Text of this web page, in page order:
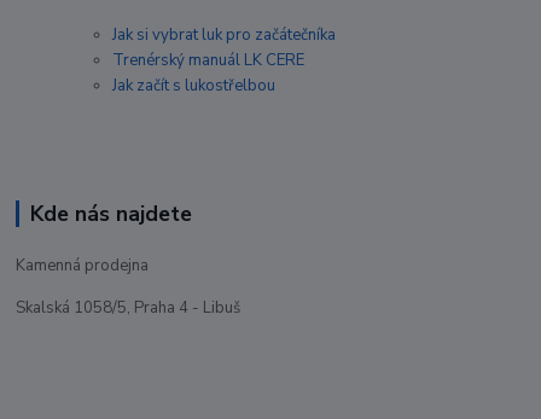
Jak si vybrat luk pro začátečníka
Trenérský manuál LK CERE
Jak začít s lukostřelbou
Kde nás najdete
Kamenná prodejna
Skalská 1058/5, Praha 4 - Libuš